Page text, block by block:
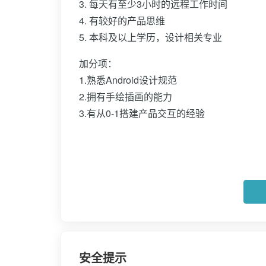
3. 每天有至少3小时的远程工作时间
4. 有较好的产品思维
5. 本科及以上学历，设计相关专业
加分项：
1.熟悉Android设计规范
2.拥有手绘插画的能力
3.有从0-1搭建产品交互的经验
安全提示